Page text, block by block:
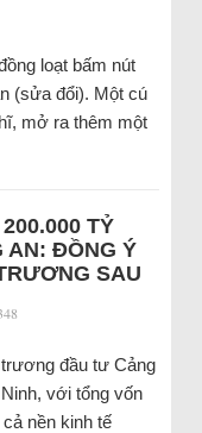
loạt bấm nút
(sửa đổi). Một cú
mở ra thêm một
TỶ
AN: ĐỒNG Ý
SAU
đầu tư Cảng
với tổng vốn
nền kinh tế